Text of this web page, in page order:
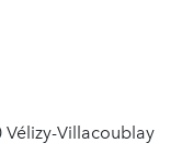
Villacoublay